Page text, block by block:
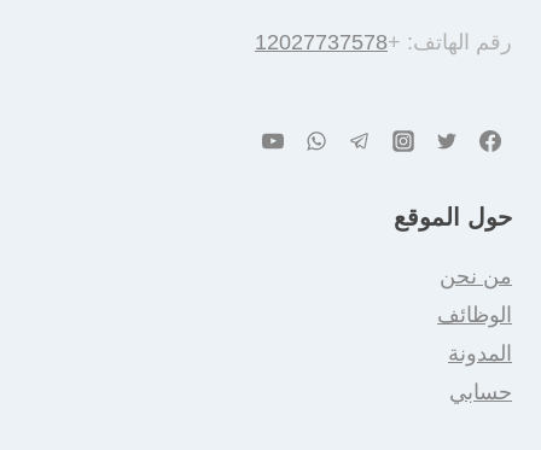
رقم الهاتف: +12027737578
حول الموقع
من نحن
الوظائف
المدونة
حسابي